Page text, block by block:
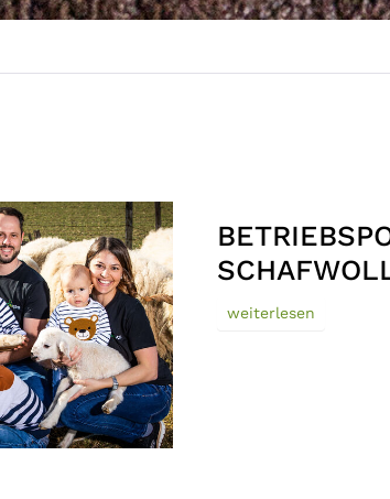
weiterlesen